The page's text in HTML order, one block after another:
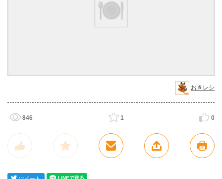
おきレシ
846 1 0